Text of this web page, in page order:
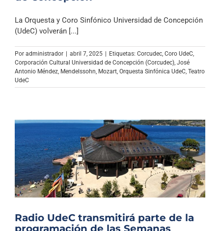
La Orquesta y Coro Sinfónico Universidad de Concepción
(UdeC) volverán [...]
Por administrador abril 7, 2025 Etiquetas: Corcudec, Coro UdeC,
Corporación Cultural Universidad de Concepción (Corcudec), José
Antonio Méndez, Mendelssohn, Mozart, Orquesta Sinfónica UdeC, Teatro
UdeC
Radio UdeC transmitirá parte de la
programación de las Semanas